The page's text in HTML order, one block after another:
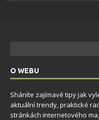
O WEBU
Sháníte zajímavé tipy jak
aktuální trendy, praktické
stránkách internetového